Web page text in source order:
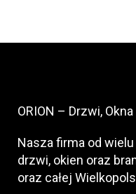
ORION – Drzwi,
Nasza firma od
drzwi, okien oraz
oraz całej